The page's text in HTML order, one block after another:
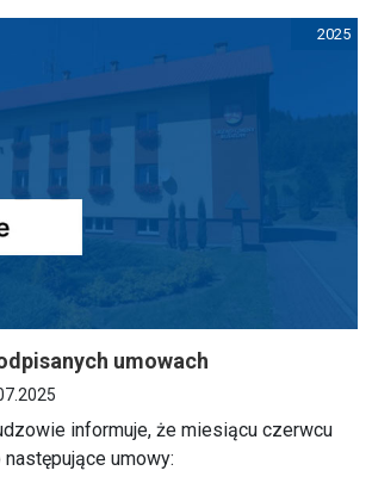
2025
umowach
informuje, że miesiącu czerwcu
umowy: